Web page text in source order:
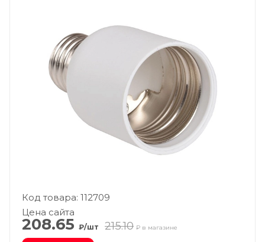
Код товара: 112709
Цена сайта
208.65 ₽/шт 215.10 ₽ в магазине